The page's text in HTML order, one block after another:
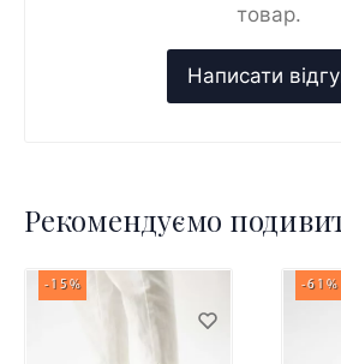
товар.
Рекомендуємо
-15% -61%